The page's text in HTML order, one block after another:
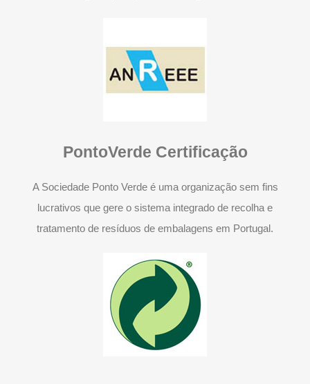
PontoVerde Certificação
A Sociedade Ponto Verde é uma organização sem fins
lucrativos que gere o sistema integrado de recolha e
tratamento de resíduos de embalagens em Portugal.